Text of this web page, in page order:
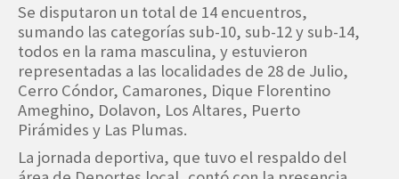
Se disputaron un total de 14 encuentros,
sumando las categorías sub-10, sub-12 y sub-14,
todos en la rama masculina, y estuvieron
representadas a las localidades de 28 de Julio,
Cerro Cóndor, Camarones, Dique Florentino
Ameghino, Dolavon, Los Altares, Puerto
Pirámides y Las Plumas.
La jornada deportiva, que tuvo el respaldo del